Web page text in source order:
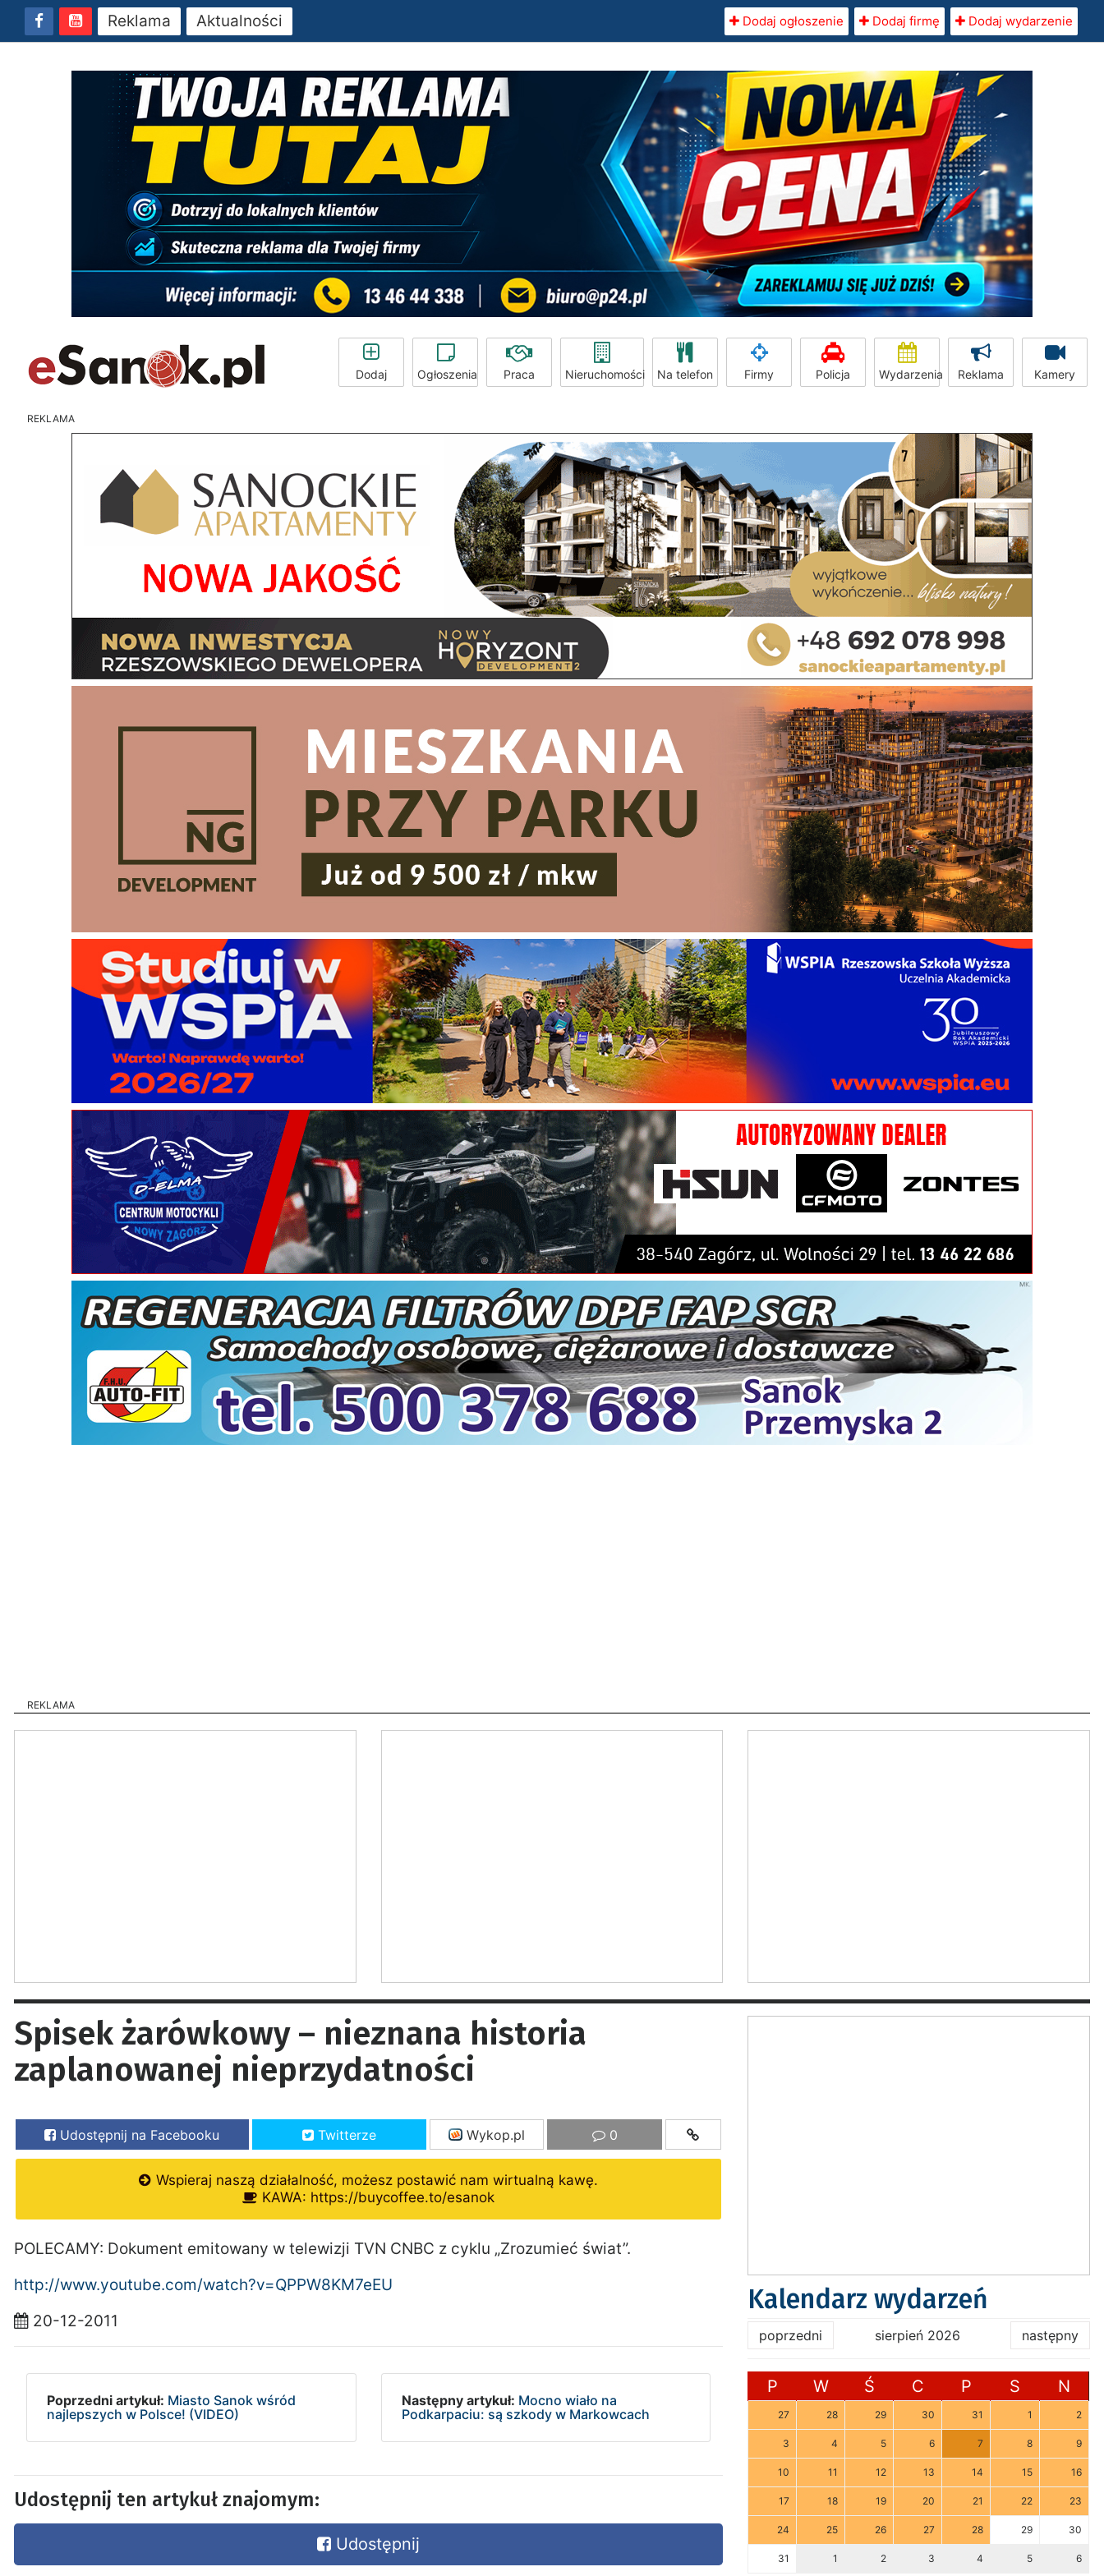
Reklama Aktualności Dodaj ogłoszenie Dodaj firmę Dodaj wydarzenie
Dodaj Ogłoszenia Praca Nieruchomości Na telefon Firmy Policja Wydarzenia Reklama Kamery
REKLAMA
REKLAMA
Spisek żarówkowy – nieznana historia
zaplanowanej nieprzydatności
Udostępnij na Facebooku Twitterze Wykop.pl 0
Wspieraj naszą działalność, możesz postawić nam wirtualną kawę.
KAWA: https://buycoffee.to/esanok
POLECAMY: Dokument emitowany w telewizji TVN CNBC z cyklu „Zrozumieć świat”.
http://www.youtube.com/watch?v=QPPW8KM7eEU
20-12-2011
Poprzedni artykuł: Miasto Sanok wśród
najlepszych w Polsce! (VIDEO)
Następny artykuł: Mocno wiało na
Podkarpaciu: są szkody w Markowcach
Udostępnij ten artykuł znajomym:
Udostępnij
Kalendarz wydarzeń
poprzedni sierpień 2026 następny
P W Ś C P S N
27 28 29 30 31 1 2
3 4 5 6 7 8 9
10 11 12 13 14 15 16
17 18 19 20 21 22 23
24 25 26 27 28 29 30
31 1 2 3 4 5 6